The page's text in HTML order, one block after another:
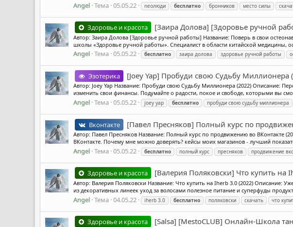
Angel Тема 05.05.22 neoлюди бесплатно бронников место силы
Здоровье и красота [Заира Долова] [Здоровье ручной
Автор: Заира Долова [Здоровье ручной работы] Название: Поверь в свои
школы «Здоровье ручной работы». Специалист в области китайской медицины,
Angel Тема 05.05.22 бесплатно заира долова здоровье ручной работы
Эзотерика [Joey Yap] Пробуди свою Судьбу Миллионера
Автор: Joey Yap Название: Пробуди свою Судьбу Миллионера (2022) Описание:
изменить свои финансы. Подумайте о радости, покое и свободе, которыми вы
Angel Тема 05.05.22 joey yap бесплатно пробуди свою судьбу миллионера
Вконтакте [Павел Пресняков] Полный курс по
Автор: Павел Пресняков Название: Полный курс по продвижению во ВКонтакте
ВКонтакте. Почему мне можно доверять? кейсы моих магазинов - лучший
Angel Тема 05.05.22 бесплатно полный курс пресняков продвижение
Здоровье и красота [Валерия Поляковски] Что купить на
Автор: Валерия Поляковски Название: Что купить на Iherb 3.0 (2022) Описание:
из декоративных линеек уход за волосами полезное питание и суперфуды
Angel Тема 04.05.22 iherb 3.0 бесплатно поляковски скачать что
Здоровье и красота [Salsa] [MestoCLUB] Онлайн-Школа